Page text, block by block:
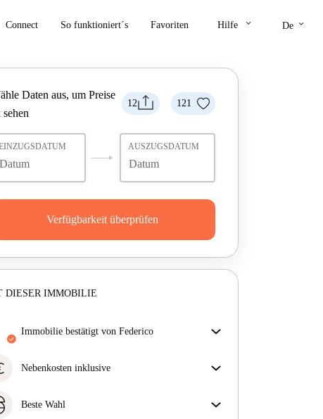
Connect So funktioniert´s Favoriten Hilfe keyboard_arrow_down De keyboard_arrow_down
12 121
Daten aus, um Preise
sehen
AUSZUGSDATUM
Verfügbarkeit überprüfen
DIESER IMMOBILIE
Immobilie bestätigt von Federico
überprüft. So stellen wir sicher, dass du genau das
Mehr über die Verifizierung
Nebenkosten inklusive
– Miete und Betriebskosten in einem für ein
Beste Wahl